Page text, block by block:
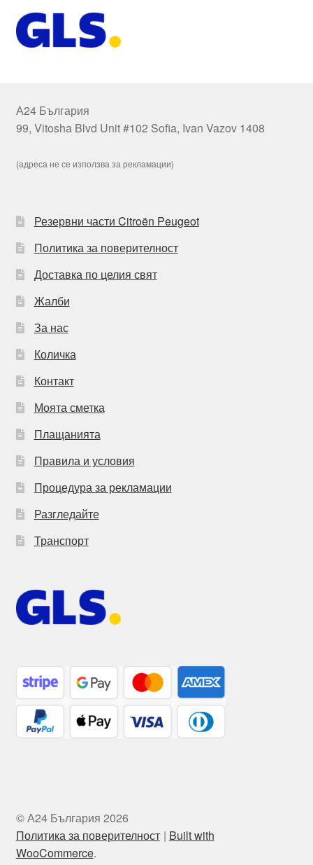
А24 България
99, Vitosha Blvd Unit #102 Sofia, Ivan Vazov 1408
(адреса не се използва за рекламации)
Резервни части Citroën Peugeot
Политика за поверителност
Доставка по целия свят
Жалби
За нас
Количка
Контакт
Моята сметка
Плащанията
Правила и условия
Процедура за рекламации
Разгледайте
Транспорт
© А24 България 2026
Политика за поверителност
Built with
WooCommerce.